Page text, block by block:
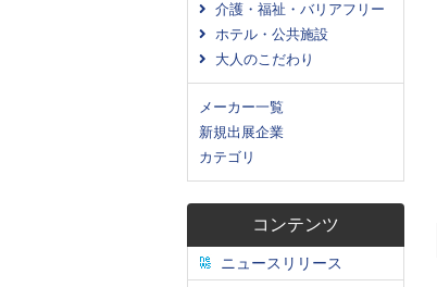
介護・福祉・バリアフリー
ホテル・公共施設
大人のこだわり
メーカー一覧
新規出展企業
カテゴリ
コンテンツ
ニュースリリース